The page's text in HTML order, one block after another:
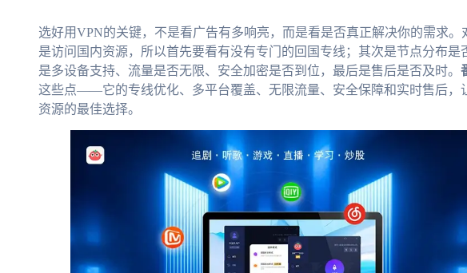
选好用VPN的关键，不是看广告有多响亮，而是看是否真正解决你的需求。
是访问国内资源，所以首先要看有没有专门的回国专线；其次是节点分布是
是多设备支持、流量是否无限、安全加密是否到位，最后是售后是否及时。
这些点——它的专线优化、多平台覆盖、无限流量、安全保障和实时售后，
资源的最佳选择。